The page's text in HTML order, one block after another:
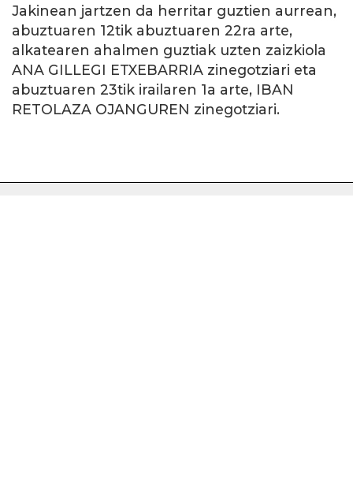
Jakinean jartzen da herritar guztien aurrean,
abuztuaren 12tik abuztuaren 22ra arte,
alkatearen ahalmen guztiak uzten zaizkiola
ANA GILLEGI ETXEBARRIA zinegotziari eta
abuztuaren 23tik irailaren 1a arte, IBAN
RETOLAZA OJANGUREN zinegotziari.